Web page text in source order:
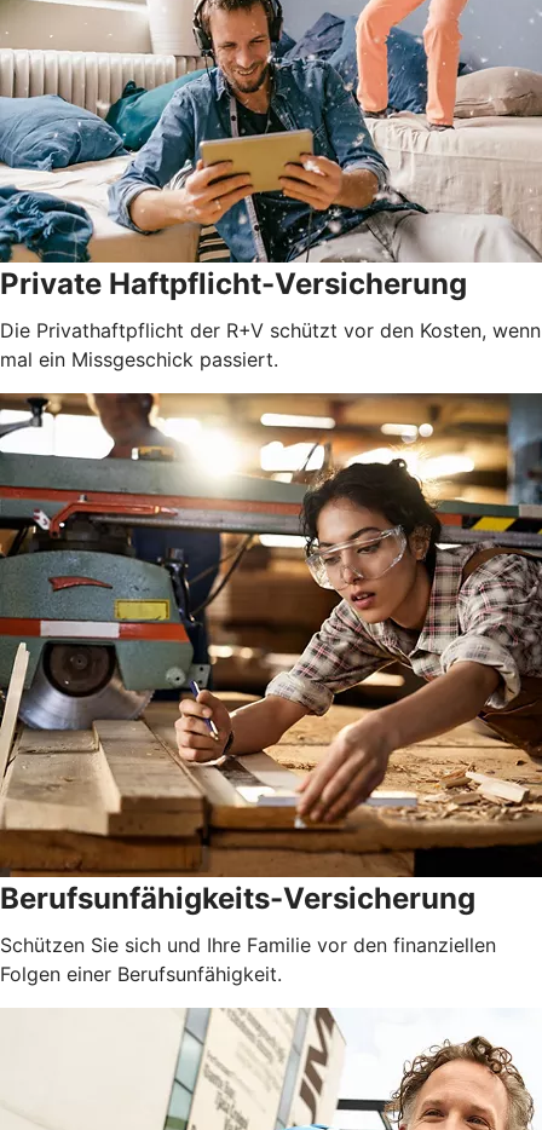
Private Haftpflicht-Versicherung
Die Privathaftpflicht der R+V schützt vor den Kosten, wenn
mal ein Missgeschick passiert.
Berufsunfähigkeits-Versicherung
Schützen Sie sich und Ihre Familie vor den finanziellen
Folgen einer Berufsunfähigkeit.